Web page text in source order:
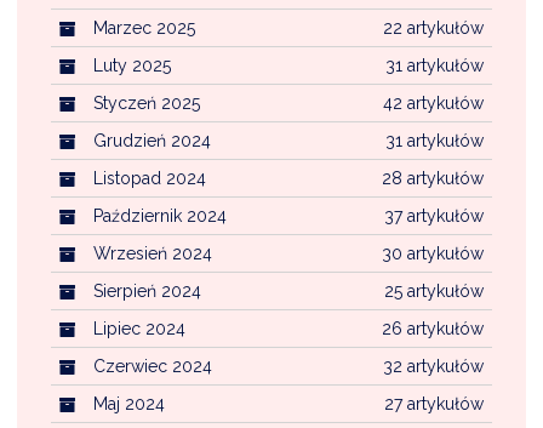
22 artykułów
Marzec 2025
31 artykułów
Luty 2025
42 artykułów
Styczeń 2025
31 artykułów
Grudzień 2024
28 artykułów
Listopad 2024
37 artykułów
Październik 2024
30 artykułów
Wrzesień 2024
25 artykułów
Sierpień 2024
26 artykułów
Lipiec 2024
32 artykułów
Czerwiec 2024
27 artykułów
Maj 2024